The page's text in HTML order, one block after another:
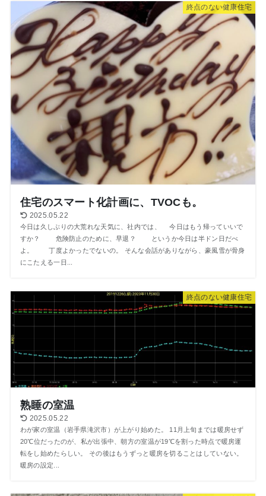
終点のない健康住宅
住宅のスマート化計画に、TVOCも。
2025.05.22
今日は久しぶりの大荒れな天気に、社内では、 今日はもう帰っていいで
すか？ 危険防止のために、早退？ というか今日は半ドン日だべ
よ。 丁度よかったでないの。 そんな会話がありながら、豪風雪が骨身
にこたえる一日...
終点のない健康住宅
熟睡の室温
2025.05.22
わが家の室温（岩手県滝沢市）が上がり始めた。 11月上旬までは暖房せず
20℃位だったのが、私が出張中、朝方の室温が19℃を割った時点で暖房運
転をし始めたらしい。 その後はもうずっと暖房を切ることはしていない。
暖房の設定...